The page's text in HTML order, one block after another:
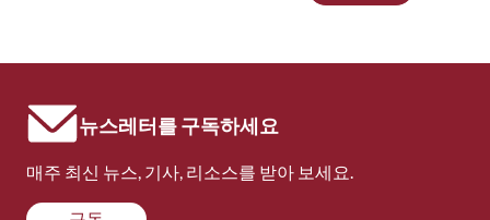
뉴스레터를 구독하세요
매주 최신 뉴스, 기사, 리소스를 받아 보세요.